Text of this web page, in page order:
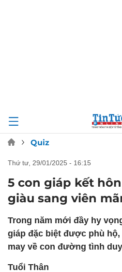
Quiz
thứ tư, 29/01/2025 - 16:15
5 con giáp kết
giàu sang viên
Trong năm mới đầy hy
giáp đặc biệt được phù hộ,
may về con đường tình
Tuổi Thân